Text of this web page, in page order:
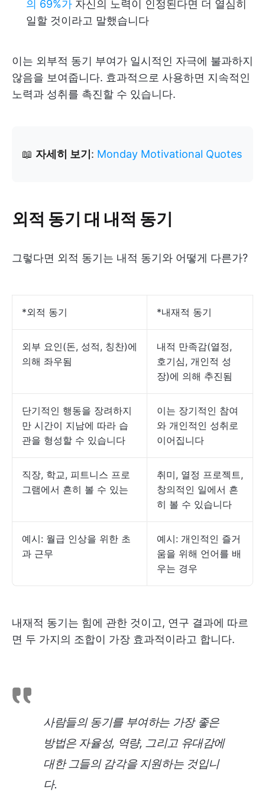
의 69%가 자신의 노력이 인정된다면 더 열심히
일할 것이라고 말했습니다
이는 외부적 동기 부여가 일시적인 자극에 불과하지
않음을 보여줍니다. 효과적으로 사용하면 지속적인
노력과 성취를 촉진할 수 있습니다.
📖 자세히 보기 : Monday Motivational Quotes
외적 동기 대 내적 동기
그렇다면 외적 동기는 내적 동기와 어떻게 다른가?
*외적 동기 *내재적 동기
외부 요인(돈, 성적, 칭찬)에
의해 좌우됨
내적 만족감(열정,
호기심, 개인적 성
장)에 의해 추진됨
단기적인 행동을 장려하지
만 시간이 지남에 따라 습
관을 형성할 수 있습니다
이는 장기적인 참여
와 개인적인 성취로
이어집니다
직장, 학교, 피트니스 프로
그램에서 흔히 볼 수 있는
취미, 열정 프로젝트,
창의적인 일에서 흔
히 볼 수 있습니다
예시: 월급 인상을 위한 초
과 근무
예시: 개인적인 즐거
움을 위해 언어를 배
우는 경우
내재적 동기는 힘에 관한 것이고, 연구 결과에 따르
면 두 가지의 조합이 가장 효과적이라고 합니다.
사람들의 동기를 부여하는 가장 좋은
방법은 자율성, 역량, 그리고 유대감에
대한 그들의 감각을 지원하는 것입니
다.